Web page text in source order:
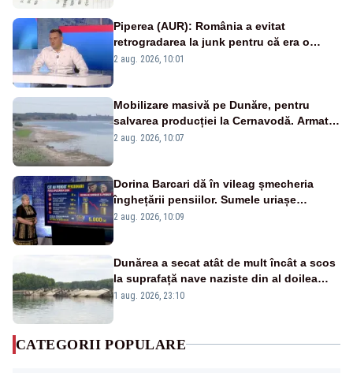
Piperea (AUR): România a evitat
retrogradarea la junk pentru că era o
catastrofă pentru bănci și fondurile de
2 aug. 2026, 10:01
Mobilizare masivă pe Dunăre, pentru
salvarea producției la Cernavodă. Armata
va detona o stâncă și va devia apa
2 aug. 2026, 10:07
Dorina Barcari dă în vileag șmecheria
înghețării pensiilor. Sumele uriașe
pierdute de fiecare român
2 aug. 2026, 10:09
Dunărea a secat atât de mult încât a scos
la suprafață nave naziste din al doilea
război mondial
1 aug. 2026, 23:10
CATEGORII POPULARE